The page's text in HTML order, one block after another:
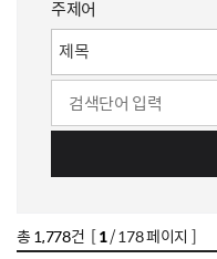
주제어
총 1,778건 [1/ 178 페이지 ]